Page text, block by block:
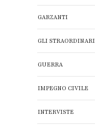
GARZANTI
GLI STRAORDINARI
GUERRA
IMPEGNO CIVILE
INTERVISTE